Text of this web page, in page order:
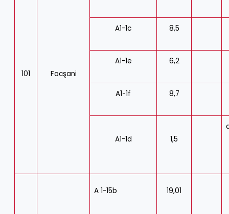
101 Focşani
A1-1c 8,5
A1-1e 6,2
A1-1f 8,7
A1-1d 1,5
A 1-15b 19,01